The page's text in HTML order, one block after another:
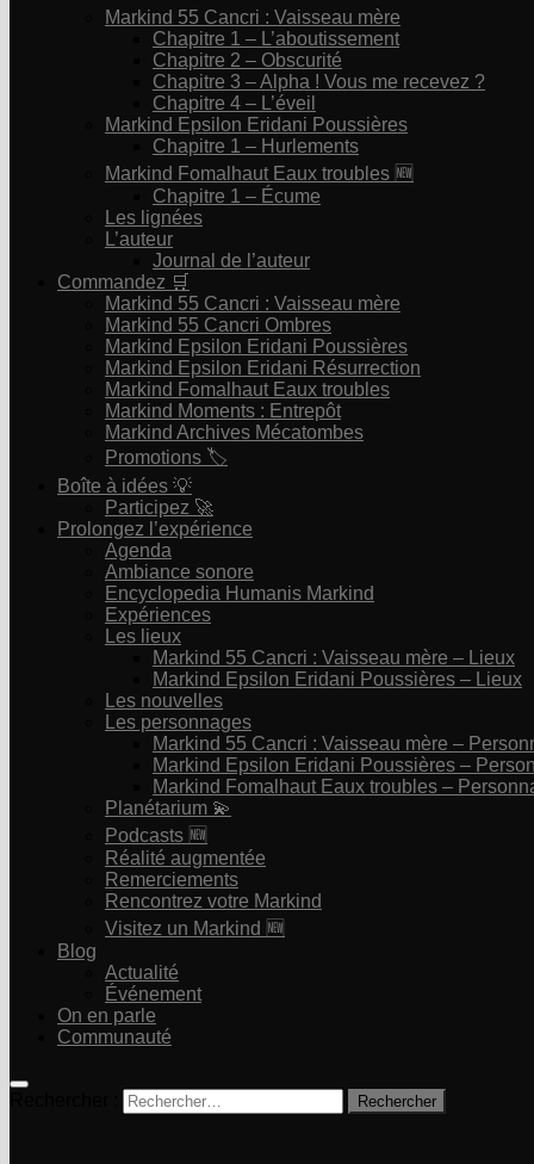
Markind 55 Cancri : Vaisseau mère
Chapitre 1 – L’aboutissement
Chapitre 2 – Obscurité
Chapitre 3 – Alpha ! Vous me recevez ?
Chapitre 4 – L’éveil
Markind Epsilon Eridani Poussières
Chapitre 1 – Hurlements
Markind Fomalhaut Eaux troubles 🆕
Chapitre 1 – Écume
Les lignées
L’auteur
Journal de l’auteur
Commandez 🛒
Markind 55 Cancri : Vaisseau mère
Markind 55 Cancri Ombres
Markind Epsilon Eridani Poussières
Markind Epsilon Eridani Résurrection
Markind Fomalhaut Eaux troubles
Markind Moments : Entrepôt
Markind Archives Mécatombes
Promotions 🏷
Boîte à idées 💡
Participez 🚀
Prolongez l’expérience
Agenda
Ambiance sonore
Encyclopedia Humanis Markind
Expériences
Les lieux
Markind 55 Cancri : Vaisseau mère – Lieux
Markind Epsilon Eridani Poussières – Lieux
Les nouvelles
Les personnages
Markind 55 Cancri : Vaisseau mère –
Markind Epsilon Eridani Poussières –
Markind Fomalhaut Eaux troubles –
Planétarium 💫
Podcasts 🆕
Réalité augmentée
Remerciements
Rencontrez votre Markind
Visitez un Markind 🆕
Blog
Actualité
Événement
On en parle
Communauté